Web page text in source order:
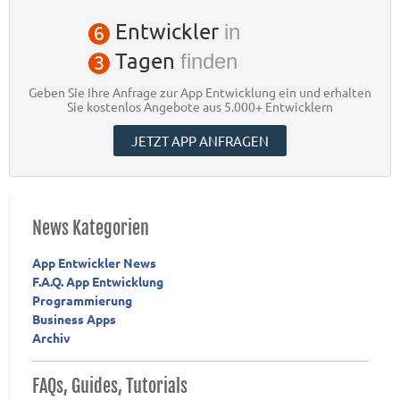
6 Entwickler in
3 Tagen finden
Geben Sie Ihre Anfrage zur App Entwicklung ein und erhalten
Sie kostenlos Angebote aus 5.000+ Entwicklern
JETZT APP ANFRAGEN
News Kategorien
App Entwickler News
F.A.Q. App Entwicklung
Programmierung
Business Apps
Archiv
FAQs, Guides, Tutorials